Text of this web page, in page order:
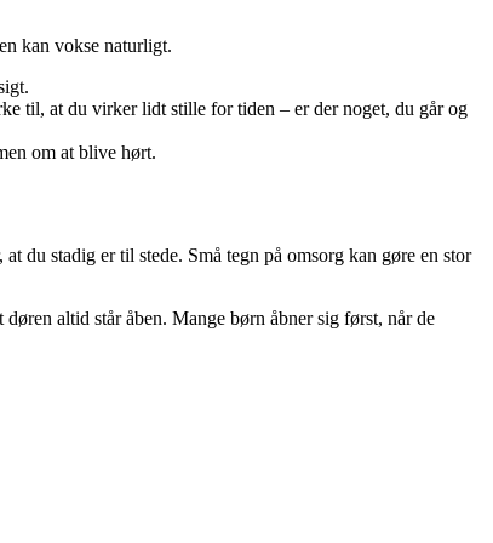
kan vokse naturligt.
til, at du virker lidt stille for tiden – er der noget, du går og
om at blive hørt.
du stadig er til stede. Små tegn på omsorg kan gøre en stor
altid står åben. Mange børn åbner sig først, når de